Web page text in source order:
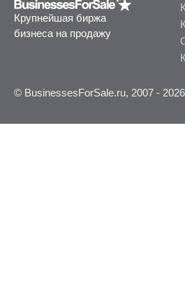
Крупнейшая биржа
бизнеса на продажу
© BusinessesForSale.ru, 2007 - 2026